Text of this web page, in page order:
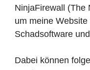
NinjaFirewall (The
um meine
Schadsoftware
Dabei können